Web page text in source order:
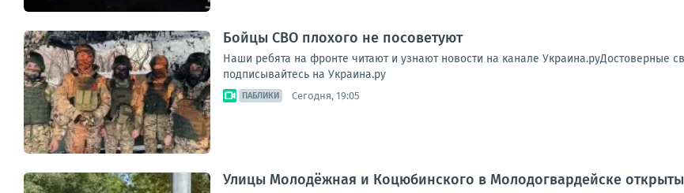
Бойцы СВО плохого не посоветуют
Наши ребята на фронте читают и узнают новости на канале Украина.руДостоверные
подписывайтесь на Украина.ру
ПАБЛИКИ Сегодня, 19:05
Улицы Молодёжная и Коцюбинского в Молодогвардейске